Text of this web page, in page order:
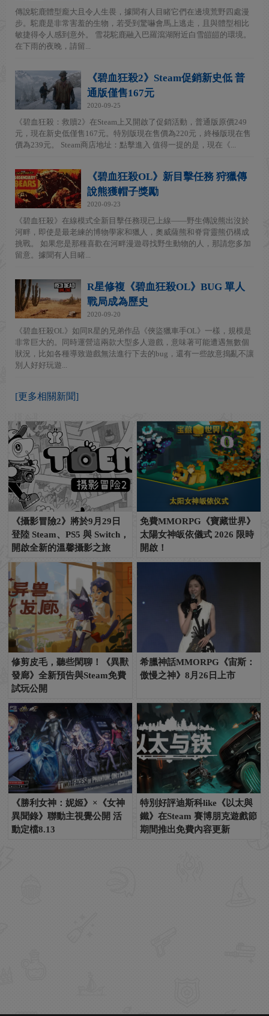
傳說駝鹿體型龐大且令人生畏，據聞有人目睹它們在邊境荒野四處漫
步。駝鹿是非常害羞的生物，若受到驚嚇會馬上逃走，且與體型相比
敏捷得令人感到意外。 雪花駝鹿融入巴羅瀉湖附近白雪皚皚的環境。
在下雨的夜晚，請留...
《碧血狂殺2》Steam促銷新史低 普
通版僅售167元
2020-09-25
《碧血狂殺：救贖2》在Steam上又開啟了促銷活動，普通版原價249
元，現在新史低僅售167元。特別版現在售價為220元，終極版現在售
價為239元。 Steam商店地址：點擊進入 值得一提的是，現在《...
《碧血狂殺OL》新目擊任務 狩獵傳
說熊獲帽子獎勵
2020-09-23
《碧血狂殺》在線模式全新目擊任務現已上線——野生傳說熊出沒於
河畔，即使是最老練的博物學家和獵人，奧威薩熊和脊背靈熊仍構成
挑戰。 如果您是那種喜歡在河畔漫遊尋找野生動物的人，那請您多加
留意。據聞有人目睹...
R星修複《碧血狂殺OL》BUG 單人
戰局成為歷史
2020-09-20
《碧血狂殺OL》如同R星的兄弟作品《俠盜獵車手OL》一樣，規模是
非常巨大的。同時運營這兩款大型多人遊戲，意味著可能遭遇無數個
狀況，比如各種導致遊戲無法進行下去的bug，還有一些故意搗亂不讓
別人好好玩遊...
[更多相關新聞]
《攝影冒險2》將於9月29日
登陸 Steam、PS5 與 Switch，
開啟全新的溫馨攝影之旅
免費MMORPG《寶藏世界》
太陽女神皈依儀式 2026 限時
開啟！
修剪皮毛，聽些閑聊！《異獸
發廊》全新預告與Steam免費
試玩公開
希臘神話MMORPG《宙斯：
傲慢之神》8月26日上市
《勝利女神：妮姬》×《女神
異聞錄》聯動主視覺公開 活
動定檔8.13
特別好評迪斯科like《以太與
鐵》在Steam 賽博朋克遊戲節
期間推出免費內容更新